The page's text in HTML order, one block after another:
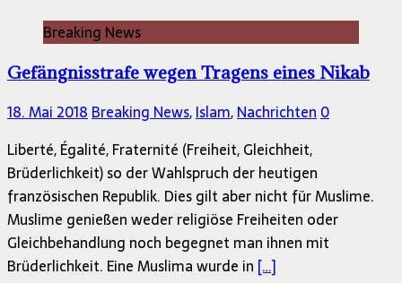
Breaking News
Gefängnisstrafe wegen Tragens eines Nikab
18. Mai 2018 Breaking News,Islam,Nachrichten 0
Liberté, Égalité, Fraternité (Freiheit, Gleichheit,
Brüderlichkeit) so der Wahlspruch der heutigen
französischen Republik. Dies gilt aber nicht für Muslime.
Muslime genießen weder religiöse Freiheiten oder
Gleichbehandlung noch begegnet man ihnen mit
Brüderlichkeit. Eine Muslima wurde in […]